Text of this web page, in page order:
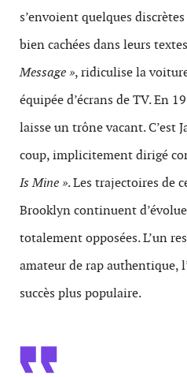
s’envoient quelques
bien cachées dans leurs
Message », ridiculise la
équipée d’écrans de TV. En
laisse un trône vacant. C’est
coup, implicitement dirigé
Is Mine ». Les trajectoires de
Brooklyn continuent
totalement opposées. L’un
amateur de rap authentique,
succès plus populaire.